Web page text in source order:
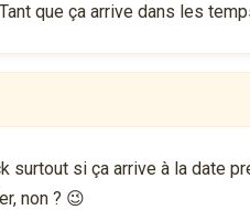
que ça arrive dans les
surtout si ça arrive à la date
non ? 😉